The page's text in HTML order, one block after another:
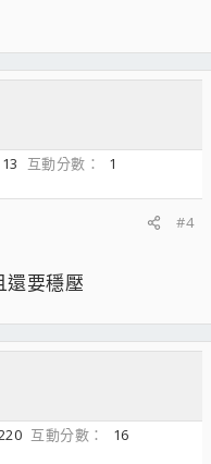
互動分數
1
#4
還要穩壓
互動分數
16